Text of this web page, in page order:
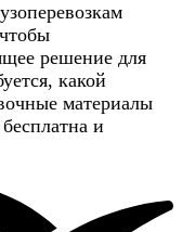
решение для
какой
материалы
и